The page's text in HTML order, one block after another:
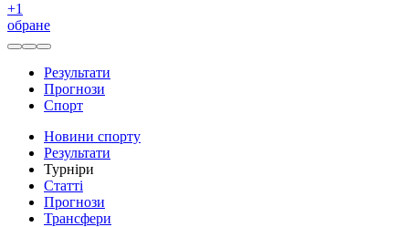
+1
обране
Результати
Прогнози
Спорт
Новини спорту
Результати
Турніри
Статті
Прогнози
Трансфери